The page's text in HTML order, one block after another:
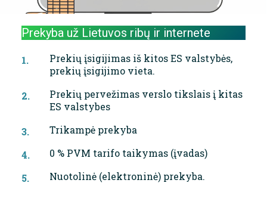
Prekyba už Lietuvos ribų ir internete
Prekių įsigijimas iš kitos ES valstybės,
prekių įsigijimo vieta.
Prekių pervežimas verslo tikslais į kitas
ES valstybes
Trikampė prekyba
0 % PVM tarifo taikymas (įvadas)
Nuotolinė (elektroninė) prekyba.